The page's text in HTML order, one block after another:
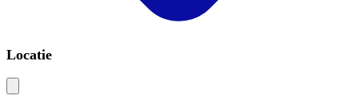
Locatie